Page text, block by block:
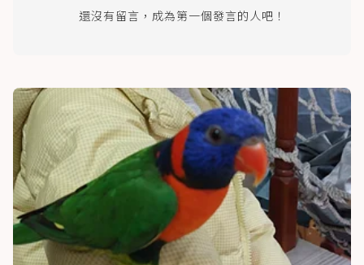
還沒有留言，成為第一個發言的人吧！